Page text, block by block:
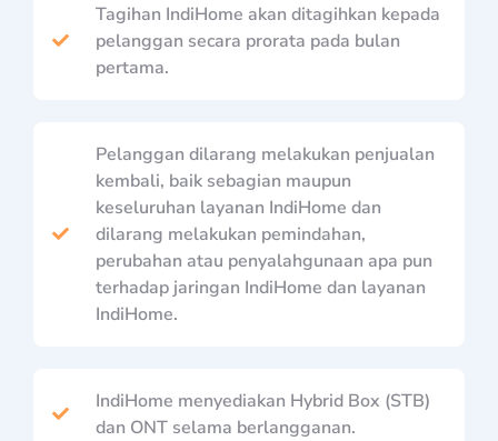
Tagihan IndiHome akan ditagihkan kepada
pelanggan secara prorata pada bulan
pertama.
Pelanggan dilarang melakukan penjualan
kembali, baik sebagian maupun
keseluruhan layanan IndiHome dan
dilarang melakukan pemindahan,
perubahan atau penyalahgunaan apa pun
terhadap jaringan IndiHome dan layanan
IndiHome.
IndiHome menyediakan Hybrid Box (STB)
dan ONT selama berlangganan.